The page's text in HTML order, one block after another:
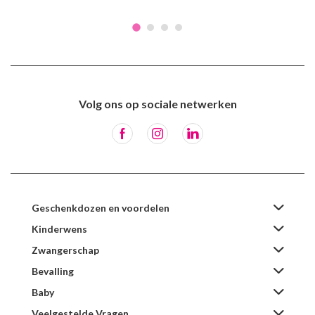
Volg ons op sociale netwerken
Geschenkdozen en voordelen
Kinderwens
Zwangerschap
Bevalling
Baby